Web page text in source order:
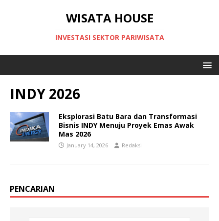
WISATA HOUSE
INVESTASI SEKTOR PARIWISATA
INDY 2026
Eksplorasi Batu Bara dan Transformasi
Bisnis INDY Menuju Proyek Emas Awak
Mas 2026
January 14, 2026 Redaksi
PENCARIAN